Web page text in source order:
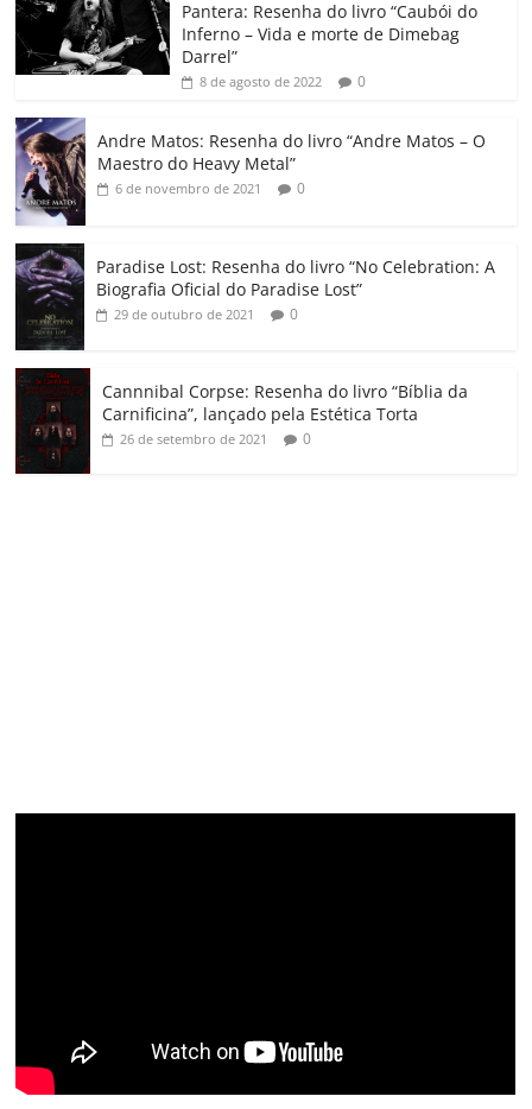
o
k
p a
ss
ro
o
k h
ar
Pantera: Resenha do livro “Caubói do
Inferno – Vida e morte de Dimebag
Darrel”
8 de agosto de 2022 0
Andre Matos: Resenha do livro “Andre Matos – O
Maestro do Heavy Metal”
6 de novembro de 2021 0
Paradise Lost: Resenha do livro “No Celebration: A
Biografia Oficial do Paradise Lost”
29 de outubro de 2021 0
Cannnibal Corpse: Resenha do livro “Bíblia da
Carnificina”, lançado pela Estética Torta
26 de setembro de 2021 0